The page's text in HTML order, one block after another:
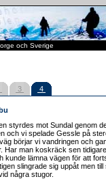
och Sverige
3 4
styrdes mot Sundal genom
och vi spelade Gessle på
börjar vi vandringen och
Har man koskräck sen
kunde lämna vägen för att
slingrade sig uppåt men
några stugor.